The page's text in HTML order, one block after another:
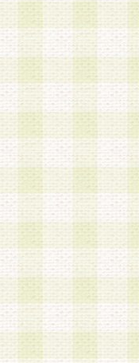
務
ることのできる情報
三者に開示すること
第三者に開示または
得るものとします。
社は、以下の目的に
を識別できる情報
て当社の責任におい
当社は、当該委託
るとともに、本規約
用させるものとし ま
品、調査サンプル品
の問い合わせなどへ
グループ形式による